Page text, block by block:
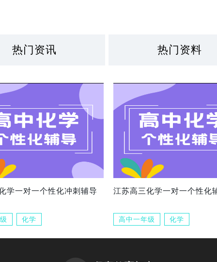
热门资讯 热门资料
学一对一个性化冲刺辅导
化学
江苏高三化学一对一个性化
高中一年级 化学